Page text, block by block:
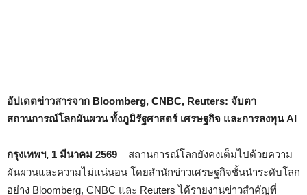
อัปเดตข่าวสารจาก Bloomberg, CNBC, Reuters: จับตา
สถานการณ์โลกผันผวน ทั้งภูมิรัฐศาสตร์ เศรษฐกิจ และการลงทุน AI
กรุงเทพฯ, 1 มีนาคม 2569 – สถานการณ์โลกยังคงเต็มไปด้วยความ
ผันผวนและความไม่แน่นอน โดยสำนักข่าวเศรษฐกิจชั้นนำระดับโลก
อย่าง Bloomberg, CNBC และ Reuters ได้รายงานข่าวสำคัญที่